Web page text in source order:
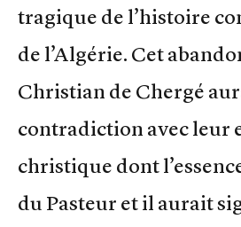
tragique de l’histoire
de l’Algérie. Cet
Christian de Chergé
contradiction avec leur
christique dont
du Pasteur et il aurait